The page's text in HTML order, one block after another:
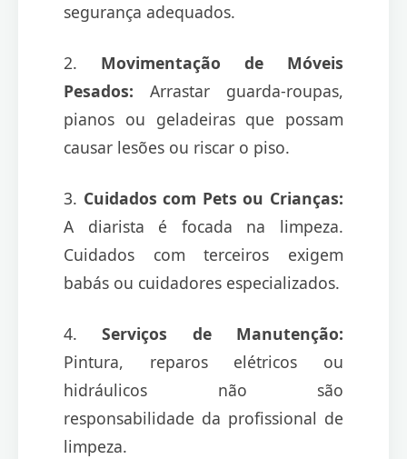
segurança adequados.
2. Movimentação de Móveis
Pesados: Arrastar guarda-roupas,
pianos ou geladeiras que possam
causar lesões ou riscar o piso.
3. Cuidados com Pets ou Crianças:
A diarista é focada na limpeza.
Cuidados com terceiros exigem
babás ou cuidadores especializados.
4.Serviços de Manutenção:
Pintura, reparos elétricos ou
hidráulicos não são
responsabilidade da profissional de
limpeza.